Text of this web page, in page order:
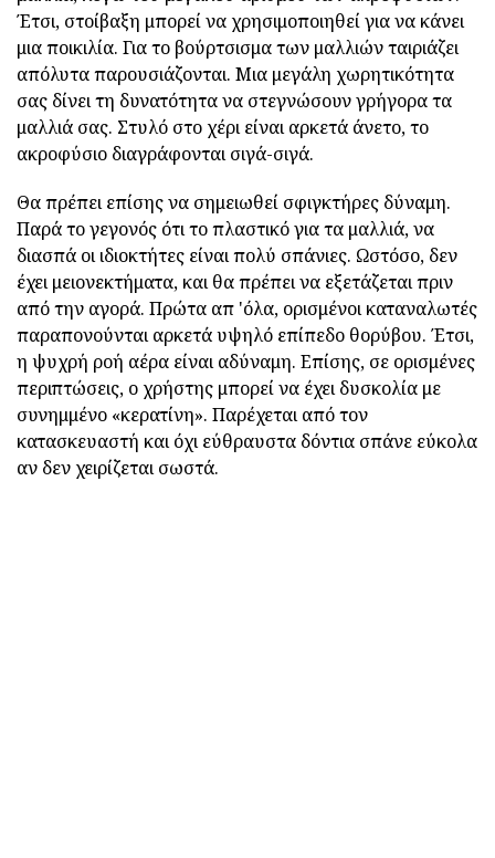
Έτσι, στοίβαξη μπορεί να χρησιμοποιηθεί για να κάνει
μια ποικιλία. Για το βούρτσισμα των μαλλιών ταιριάζει
απόλυτα παρουσιάζονται. Μια μεγάλη χωρητικότητα
σας δίνει τη δυνατότητα να στεγνώσουν γρήγορα τα
μαλλιά σας. Στυλό στο χέρι είναι αρκετά άνετο, το
ακροφύσιο διαγράφονται σιγά-σιγά.
Θα πρέπει επίσης να σημειωθεί σφιγκτήρες δύναμη.
Παρά το γεγονός ότι το πλαστικό για τα μαλλιά, να
διασπά οι ιδιοκτήτες είναι πολύ σπάνιες. Ωστόσο, δεν
έχει μειονεκτήματα, και θα πρέπει να εξετάζεται πριν
από την αγορά. Πρώτα απ 'όλα, ορισμένοι καταναλωτές
παραπονούνται αρκετά υψηλό επίπεδο θορύβου. Έτσι,
η ψυχρή ροή αέρα είναι αδύναμη. Επίσης, σε ορισμένες
περιπτώσεις, ο χρήστης μπορεί να έχει δυσκολία με
συνημμένο «κερατίνη». Παρέχεται από τον
κατασκευαστή και όχι εύθραυστα δόντια σπάνε εύκολα
αν δεν χειρίζεται σωστά.